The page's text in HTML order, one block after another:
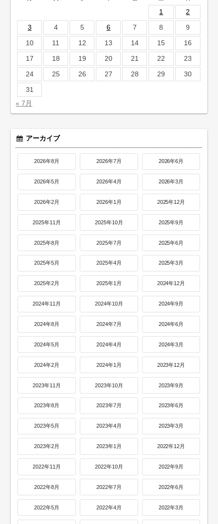
1
2
3
4 5 6 7 8
9
10
11 12 13 14 15
16
17
18 19 20 21 22
23
24
25 26 27 28 29
30
31
« 7月
アーカイブ
2026年8月 2026年7月 2026年6月
2026年5月 2026年4月 2026年3月
2026年2月 2026年1月 2025年12月
2025年11月 2025年10月 2025年9月
2025年8月 2025年7月 2025年6月
2025年5月 2025年4月 2025年3月
2025年2月 2025年1月 2024年12月
2024年11月 2024年10月 2024年9月
2024年8月 2024年7月 2024年6月
2024年5月 2024年4月 2024年3月
2024年2月 2024年1月 2023年12月
2023年11月 2023年10月 2023年9月
2023年8月 2023年7月 2023年6月
2023年5月 2023年4月 2023年3月
2023年2月 2023年1月 2022年12月
2022年11月 2022年10月 2022年9月
2022年8月 2022年7月 2022年6月
2022年5月 2022年4月 2022年3月